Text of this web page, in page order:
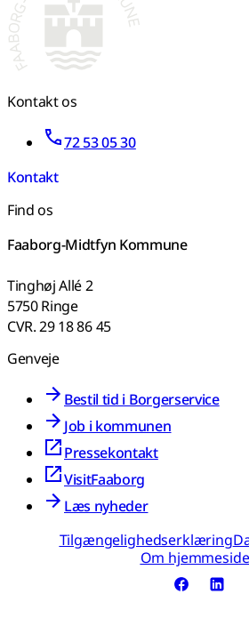
Kontakt os
72 53 05 30
Kontakt
Find os
Faaborg-Midtfyn Kommune
Tinghøj Allé 2
5750 Ringe
CVR. 29 18 86 45
Genveje
Bestil tid i Borgerservice
Job i kommunen
Pressekontakt
VisitFaaborg
Læs nyheder
Tilgængelighedserklæring
Om